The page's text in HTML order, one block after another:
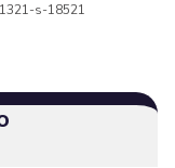
s-18521